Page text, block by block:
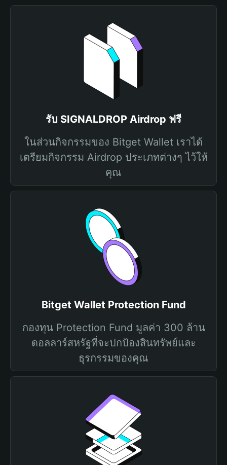
รับ SIGNALDROP Airdrop ฟรี
ในส่วนกิจกรรมของ Bitget Wallet เราได้
เตรียมกิจกรรม Airdrop ประเภทต่างๆ ไว้ให้
คุณ
Bitget Wallet Protection Fund
กองทุน Protection Fund มูลค่า 300 ล้าน
ดอลลาร์สหรัฐที่จะปกป้องสินทรัพย์และ
ธุรกรรมของคุณ